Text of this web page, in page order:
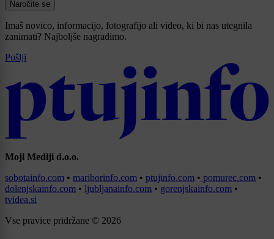
Naročite se
Imaš novico, informacijo, fotografijo ali video, ki bi nas utegnila
zanimati? Najboljše nagradimo.
Pošlji
Moji Mediji d.o.o.
sobotainfo.com • mariborinfo.com • ptujinfo.com • pomurec.com •
dolenjskainfo.com • ljubljanainfo.com • gorenjskainfo.com •
tvidea.si
Vse pravice pridržane © 2026